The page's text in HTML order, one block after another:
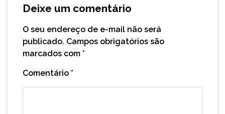
Deixe um comentário
O seu endereço de e-mail não será
publicado. Campos obrigatórios são
marcados com *
Comentário *